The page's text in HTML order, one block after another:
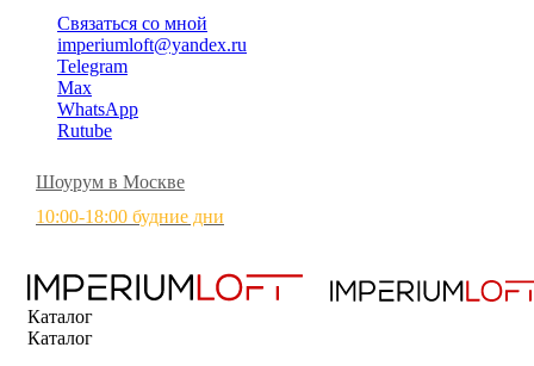
Связаться со мной
imperiumloft@yandex.ru
Telegram
Max
WhatsApp
Rutube
Шоурум в Москве
10:00-18:00 будние дни
Каталог
Каталог